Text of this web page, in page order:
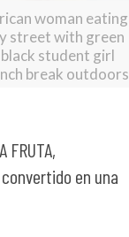
woman eating
street with green
student girl
break outdoors
FRUTA,
convertido en una